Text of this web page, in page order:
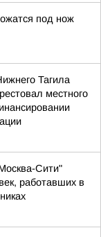
под нож
Тагила
местного
Сити"
работавших в